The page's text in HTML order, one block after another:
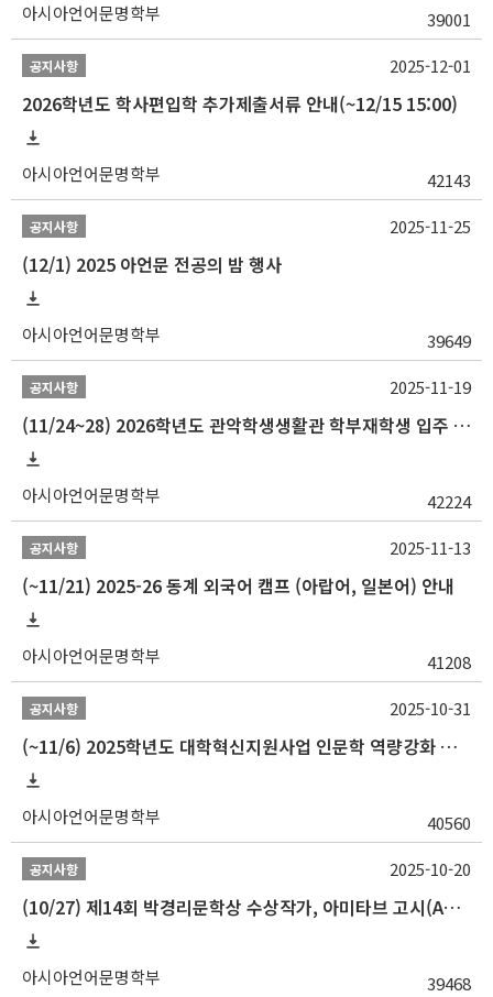
아시아언어문명학부 39001
공지사항
2026학년도 학사편입학 추가제출서류 안내(~12/15 15:00)
아시아언어문명학부 42143
2025-12-01
공지사항
(12/1) 2025 아언문 전공의 밤 행사
아시아언어문명학부 39649
2025-11-25
공지사항
(11/24~28) 2026학년도 관악학생생활관 학부재학생 입주 신청 일정 안내
아시아언어문명학부 42224
2025-11-19
공지사항
(~11/21) 2025-26 동계 외국어 캠프 (아랍어, 일본어) 안내
아시아언어문명학부 41208
2025-11-13
공지사항
(~11/6) 2025학년도 대학혁신지원사업 인문학 역량강화 동계 인턴십 참가자 선발 안내
아시아언어문명학부 40560
2025-10-31
공지사항
(10/27) 제14회 박경리문학상 수상작가, 아미타브 고시(Amitav Ghosh) 강연 안내
아시아언어문명학부 39468
2025-10-20